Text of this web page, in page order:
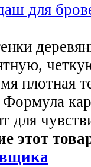
для
плотная
для
этот